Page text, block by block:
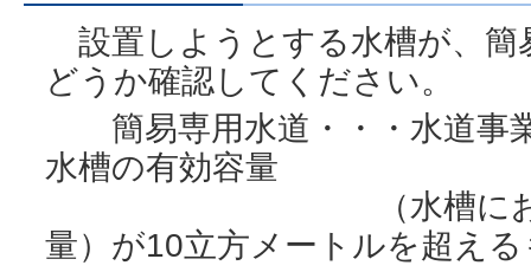
設置しようとする水槽が、簡
どうか確認してください。
簡易専用水道・・・水道事
水槽の有効容量
（水槽において適
量）が10立方メートルを超え